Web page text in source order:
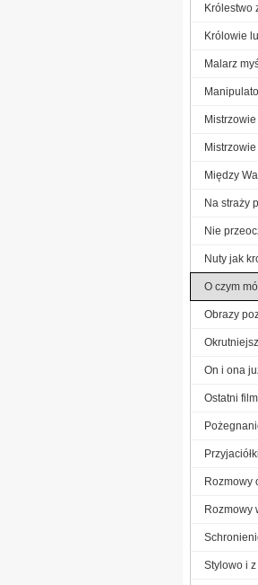
Królestwo
Królowie
Malarz
Między
Na straży
Nie
Nuty jak
O czym
Obrazy
On i ona
Ostatni
Rozmowy
Rozmowy
Stylowo i